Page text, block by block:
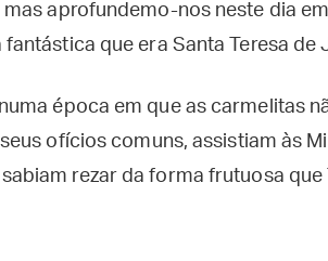
mas aprofundemo-nos neste dia
que era Santa Teresa de
época em que as carmelitas
ofícios comuns, assistiam às
rezar da forma frutuosa